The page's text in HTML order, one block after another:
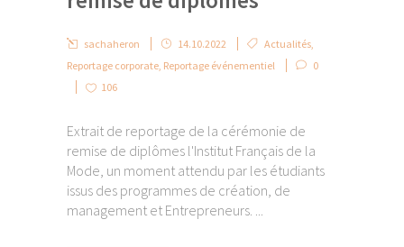
sachaheron 14.10.2022 Actualités,
Reportage corporate, Reportage événementiel
0
106
Extrait de reportage de la cérémonie de
remise de diplômes l'Institut Français de la
Mode, un moment attendu par les étudiants
issus des programmes de création, de
management et Entrepreneurs. ...